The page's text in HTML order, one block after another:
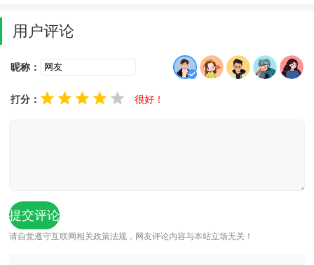
用户评论
昵称：
打分： 很好！
请自觉遵守互联网相关政策法规，网友评论内容与本站立场无关！